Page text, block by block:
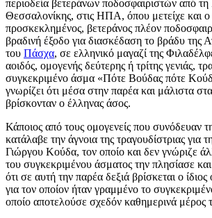
περιοδεία βετεράνων ποδοσφαιριστών από
Θεσσαλονίκης, στις ΗΠΑ, όπου μετείχε και
προσκεκλημένος, βετεράνος πλέον
βραδινή έξοδο για διασκέδαση το βράδυ της
του Πάσχα, σε ελληνικό μαγαζί της
αοιδός, ομογενής δεύτερης ή τρίτης γενιάς,
συγκεκριμένο άσμα «Πότε Βούδας πότε
γνωρίζει ότι μέσα στην παρέα και μάλιστα
βρίσκονταν ο έλληνας άσος.
Κάποιος από τους ομογενείς που συνόδευαν
κατάλαβε την άγνοια της τραγουδίστριας για
Γιώργου Κούδα, τον οποίο και δεν γνώριζε
του συγκεκριμένου άσματος την πλησίασε και
ότι σε αυτή την παρέα δεξιά βρίσκεται ο
για τον οποίον ήταν γραμμένο το
οποίο αποτελούσε σχεδόν καθημερινά μέρος